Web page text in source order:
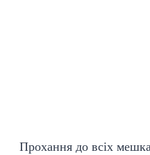
Прохання до всіх